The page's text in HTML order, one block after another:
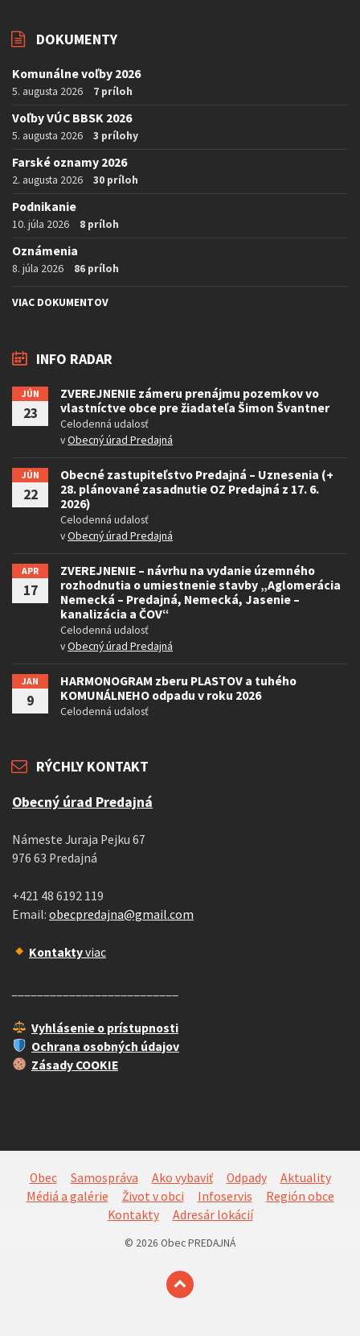
DOKUMENTY
Komunálne voľby 2026
5. augusta 2026 7 príloh
Voľby VÚC BBSK 2026
5. augusta 2026 3 prílohy
Farské oznamy 2026
2. augusta 2026 30 príloh
Podnikanie
10. júla 2026 8 príloh
Oznámenia
8. júla 2026 86 príloh
VIAC DOKUMENTOV
INFO RADAR
JÚN
23
ZVEREJNENIE zámeru prenájmu pozemkov vo
vlastníctve obce pre žiadateľa Šimon Švantner
Celodenná udalosť
vObecný úrad Predajná
JÚN
22
Obecné zastupiteľstvo Predajná – Uznesenia (+
28. plánované zasadnutie OZ Predajná z 17. 6.
2026)
Celodenná udalosť
vObecný úrad Predajná
APR
17
ZVEREJNENIE – návrhu na vydanie územného
rozhodnutia o umiestnenie stavby „Aglomerácia
Nemecká – Predajná, Nemecká, Jasenie –
kanalizácia a ČOV“
Celodenná udalosť
vObecný úrad Predajná
JAN
9
HARMONOGRAM zberu PLASTOV a tuhého
KOMUNÁLNEHO odpadu v roku 2026
Celodenná udalosť
RÝCHLY KONTAKT
Obecný úrad Predajná
Námeste Juraja Pejku 67
976 63 Predajná
+421 48 6192 119
Email: obecpredajna@gmail.com
Kontaktyviac
Vyhlásenie o prístupnosti
Ochrana osobných údajov
Zásady COOKIE
Obec Samospráva Ako vybaviť Odpady
Aktuality
Médiá a galérie
Život v obci Infoservis
Región obce
Kontakty
Adresár lokácií
© 2026 Obec PREDAJNÁ